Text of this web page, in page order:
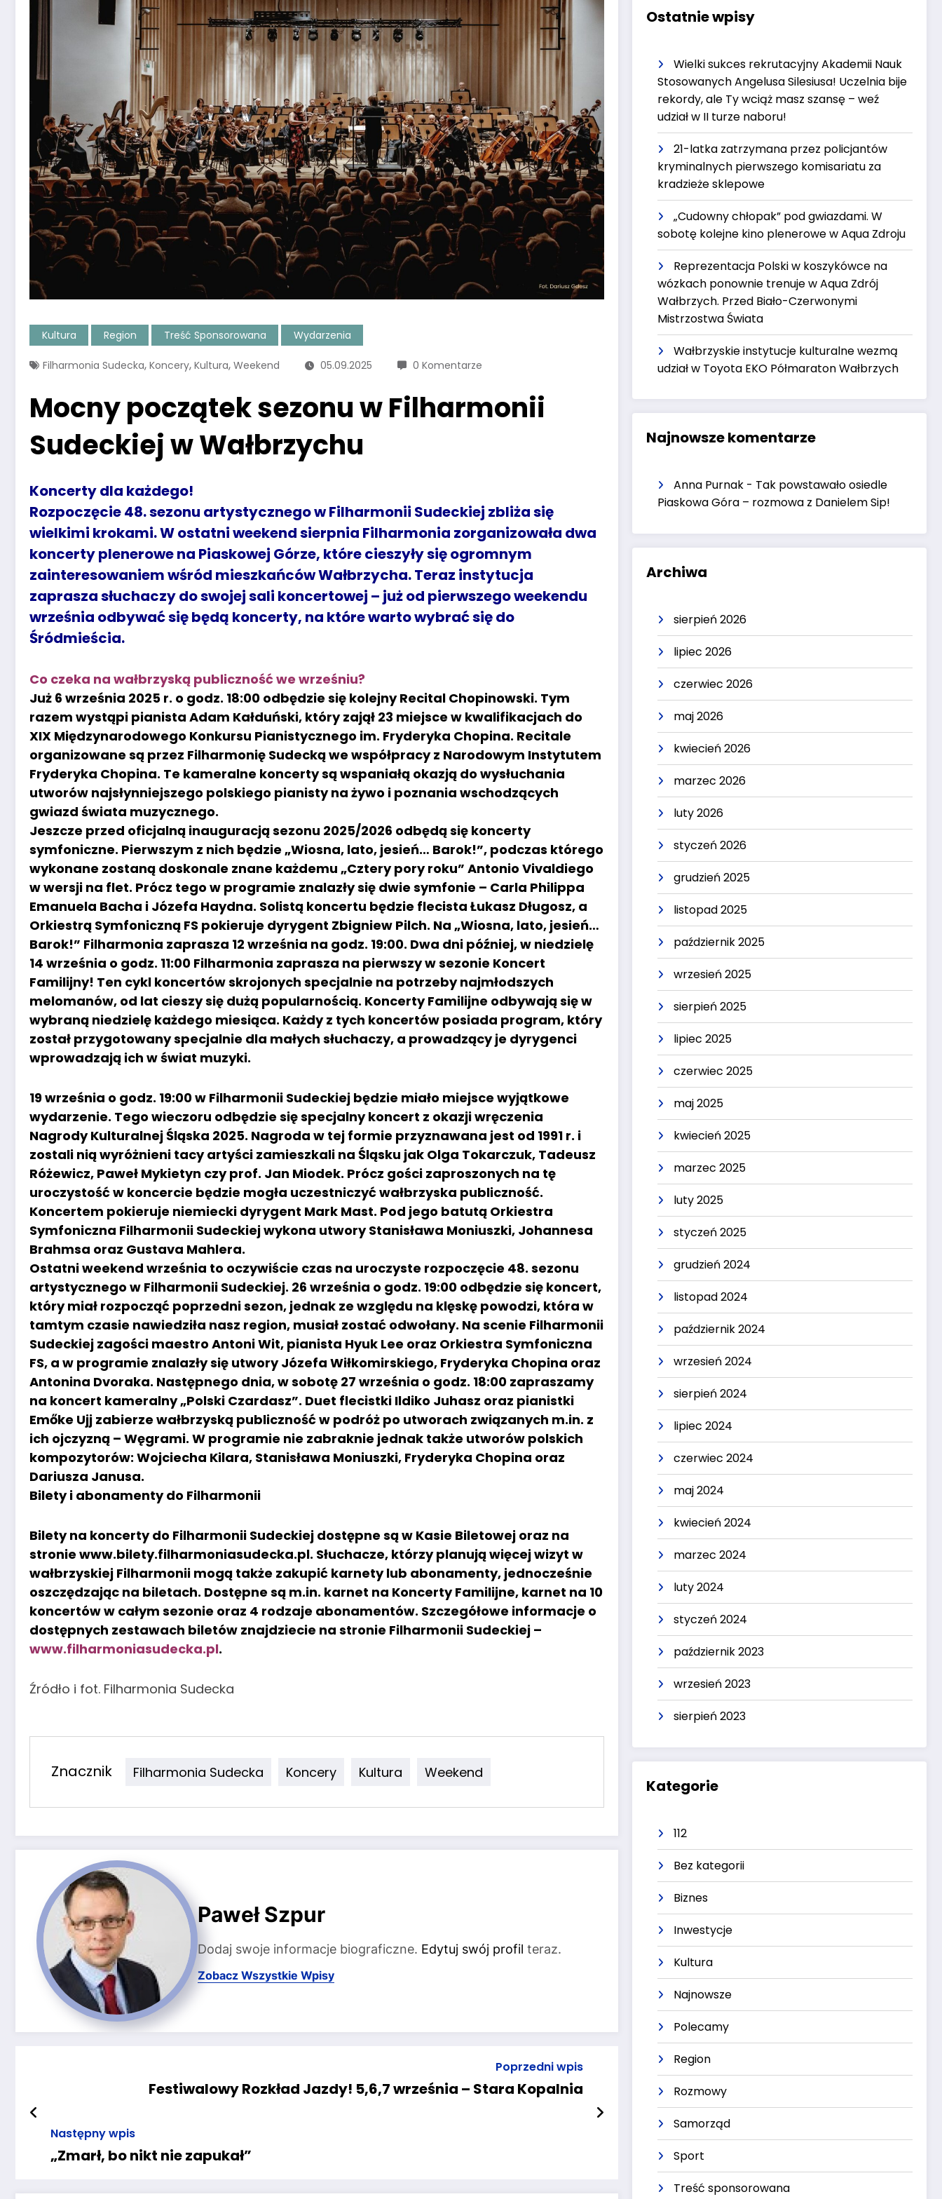
Kultura Region Treść Sponsorowana Wydarzenia
Filharmonia Sudecka, Koncery, Kultura, Weekend 05.09.2025 0 Komentarze
Mocny początek sezonu w Filharmonii
Sudeckiej w Wałbrzychu
Koncerty dla każdego!
Rozpoczęcie 48. sezonu artystycznego w Filharmonii Sudeckiej zbliża się
wielkimi krokami. W ostatni weekend sierpnia Filharmonia zorganizowała dwa
koncerty plenerowe na Piaskowej Górze, które cieszyły się ogromnym
zainteresowaniem wśród mieszkańców Wałbrzycha. Teraz instytucja
zaprasza słuchaczy do swojej sali koncertowej – już od pierwszego weekendu
września odbywać się będą koncerty, na które warto wybrać się do
Śródmieścia.
Co czeka na wałbrzyską publiczność we wrześniu?
Już 6 września 2025 r. o godz. 18:00 odbędzie się kolejny Recital Chopinowski. Tym
razem wystąpi pianista Adam Kałduński, który zajął 23 miejsce w kwalifikacjach do
XIX Międzynarodowego Konkursu Pianistycznego im. Fryderyka Chopina. Recitale
organizowane są przez Filharmonię Sudecką we współpracy z Narodowym Instytutem
Fryderyka Chopina. Te kameralne koncerty są wspaniałą okazją do wysłuchania
utworów najsłynniejszego polskiego pianisty na żywo i poznania wschodzących
gwiazd świata muzycznego.
Jeszcze przed oficjalną inauguracją sezonu 2025/2026 odbędą się koncerty
symfoniczne. Pierwszym z nich będzie „Wiosna, lato, jesień… Barok!”, podczas którego
wykonane zostaną doskonale znane każdemu „Cztery pory roku” Antonio Vivaldiego
w wersji na flet. Prócz tego w programie znalazły się dwie symfonie – Carla Philippa
Emanuela Bacha i Józefa Haydna. Solistą koncertu będzie flecista Łukasz Długosz, a
Orkiestrą Symfoniczną FS pokieruje dyrygent Zbigniew Pilch. Na „Wiosna, lato, jesień…
Barok!” Filharmonia zaprasza 12 września na godz. 19:00. Dwa dni później, w niedzielę
14 września o godz. 11:00 Filharmonia zaprasza na pierwszy w sezonie Koncert
Familijny! Ten cykl koncertów skrojonych specjalnie na potrzeby najmłodszych
melomanów, od lat cieszy się dużą popularnością. Koncerty Familijne odbywają się w
wybraną niedzielę każdego miesiąca. Każdy z tych koncertów posiada program, który
został przygotowany specjalnie dla małych słuchaczy, a prowadzący je dyrygenci
wprowadzają ich w świat muzyki.
19 września o godz. 19:00 w Filharmonii Sudeckiej będzie miało miejsce wyjątkowe
wydarzenie. Tego wieczoru odbędzie się specjalny koncert z okazji wręczenia
Nagrody Kulturalnej Śląska 2025. Nagroda w tej formie przyznawana jest od 1991 r. i
zostali nią wyróżnieni tacy artyści zamieszkali na Śląsku jak Olga Tokarczuk, Tadeusz
Różewicz, Paweł Mykietyn czy prof. Jan Miodek. Prócz gości zaproszonych na tę
uroczystość w koncercie będzie mogła uczestniczyć wałbrzyska publiczność.
Koncertem pokieruje niemiecki dyrygent Mark Mast. Pod jego batutą Orkiestra
Symfoniczna Filharmonii Sudeckiej wykona utwory Stanisława Moniuszki, Johannesa
Brahmsa oraz Gustava Mahlera.
Ostatni weekend września to oczywiście czas na uroczyste rozpoczęcie 48. sezonu
artystycznego w Filharmonii Sudeckiej. 26 września o godz. 19:00 odbędzie się koncert,
który miał rozpocząć poprzedni sezon, jednak ze względu na klęskę powodzi, która w
tamtym czasie nawiedziła nasz region, musiał zostać odwołany. Na scenie Filharmonii
Sudeckiej zagości maestro Antoni Wit, pianista Hyuk Lee oraz Orkiestra Symfoniczna
FS, a w programie znalazły się utwory Józefa Wiłkomirskiego, Fryderyka Chopina oraz
Antonina Dvoraka. Następnego dnia, w sobotę 27 września o godz. 18:00 zapraszamy
na koncert kameralny „Polski Czardasz”. Duet flecistki Ildiko Juhasz oraz pianistki
Emőke Ujj zabierze wałbrzyską publiczność w podróż po utworach związanych m.in. z
ich ojczyzną – Węgrami. W programie nie zabraknie jednak także utworów polskich
kompozytorów: Wojciecha Kilara, Stanisława Moniuszki, Fryderyka Chopina oraz
Dariusza Janusa.
Bilety i abonamenty do Filharmonii
Bilety na koncerty do Filharmonii Sudeckiej dostępne są w Kasie Biletowej oraz na
stronie www.bilety.filharmoniasudecka.pl. Słuchacze, którzy planują więcej wizyt w
wałbrzyskiej Filharmonii mogą także zakupić karnety lub abonamenty, jednocześnie
oszczędzając na biletach. Dostępne są m.in. karnet na Koncerty Familijne, karnet na 10
koncertów w całym sezonie oraz 4 rodzaje abonamentów. Szczegółowe informacje o
dostępnych zestawach biletów znajdziecie na stronie Filharmonii Sudeckiej –
www.filharmoniasudecka.pl.
Źródło i fot. Filharmonia Sudecka
Znacznik Filharmonia Sudecka Koncery Kultura Weekend
Paweł Szpur
Dodaj swoje informacje biograficzne. Edytuj swój profil teraz.
Zobacz Wszystkie Wpisy
Poprzedni wpis
Festiwalowy Rozkład Jazdy! 5,6,7 września – Stara Kopalnia
Następny wpis
„Zmarł, bo nikt nie zapukał”
Ostatnie wpisy
Wielki sukces rekrutacyjny Akademii Nauk
Stosowanych Angelusa Silesiusa! Uczelnia bije
rekordy, ale Ty wciąż masz szansę – weź
udział w II turze naboru!
21-latka zatrzymana przez policjantów
kryminalnych pierwszego komisariatu za
kradzieże sklepowe
„Cudowny chłopak” pod gwiazdami. W
sobotę kolejne kino plenerowe w Aqua Zdroju
Reprezentacja Polski w koszykówce na
wózkach ponownie trenuje w Aqua Zdrój
Wałbrzych. Przed Biało-Czerwonymi
Mistrzostwa Świata
Wałbrzyskie instytucje kulturalne wezmą
udział w Toyota EKO Półmaraton Wałbrzych
Najnowsze komentarze
Anna Purnak - Tak powstawało osiedle
Piaskowa Góra – rozmowa z Danielem Sip!
Archiwa
sierpień 2026
lipiec 2026
czerwiec 2026
maj 2026
kwiecień 2026
marzec 2026
luty 2026
styczeń 2026
grudzień 2025
listopad 2025
październik 2025
wrzesień 2025
sierpień 2025
lipiec 2025
czerwiec 2025
maj 2025
kwiecień 2025
marzec 2025
luty 2025
styczeń 2025
grudzień 2024
listopad 2024
październik 2024
wrzesień 2024
sierpień 2024
lipiec 2024
czerwiec 2024
maj 2024
kwiecień 2024
marzec 2024
luty 2024
styczeń 2024
październik 2023
wrzesień 2023
sierpień 2023
Kategorie
112
Bez kategorii
Biznes
Inwestycje
Kultura
Najnowsze
Polecamy
Region
Rozmowy
Samorząd
Sport
Treść sponsorowana